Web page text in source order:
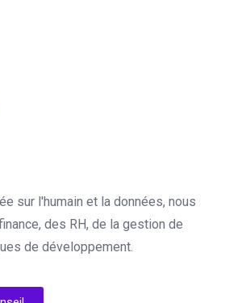
sur l'humain et la données, nous
des RH, de la gestion de
de développement.